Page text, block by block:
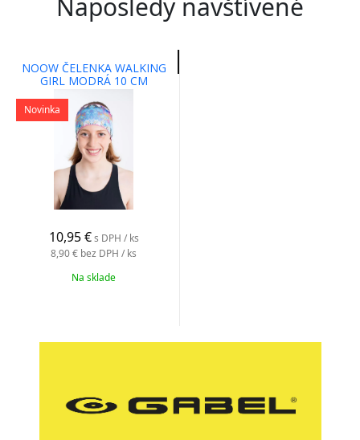
Naposledy navštívené
NOOW ČELENKA WALKING
GIRL MODRÁ 10 CM
Novinka
10,95 € s DPH / ks
8,90 € bez DPH / ks
Na sklade